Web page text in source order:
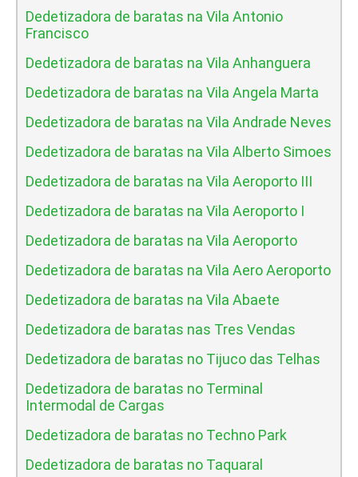
Dedetizadora de baratas na Vila Antonio
Francisco
Dedetizadora de baratas na Vila Anhanguera
Dedetizadora de baratas na Vila Angela Marta
Dedetizadora de baratas na Vila Andrade Neves
Dedetizadora de baratas na Vila Alberto Simoes
Dedetizadora de baratas na Vila Aeroporto III
Dedetizadora de baratas na Vila Aeroporto I
Dedetizadora de baratas na Vila Aeroporto
Dedetizadora de baratas na Vila Aero Aeroporto
Dedetizadora de baratas na Vila Abaete
Dedetizadora de baratas nas Tres Vendas
Dedetizadora de baratas no Tijuco das Telhas
Dedetizadora de baratas no Terminal
Intermodal de Cargas
Dedetizadora de baratas no Techno Park
Dedetizadora de baratas no Taquaral